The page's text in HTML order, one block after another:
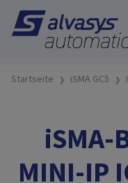
Startseite iSMA GC5
iSMA-
MINI-IP